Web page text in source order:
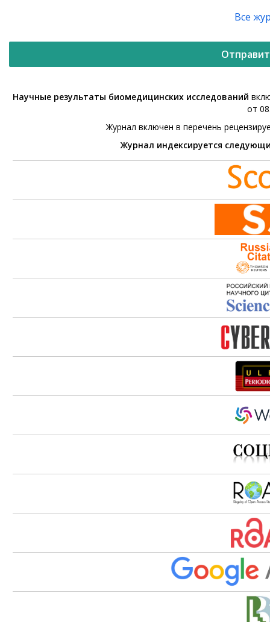
Все
Научные результаты биомедицинских исследований
от
Журнал включен в перечень
Журнал индексируется